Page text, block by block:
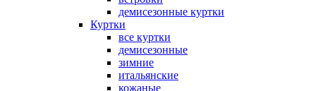
демисезонные куртки
Куртки
все куртки
демисезонные
зимние
итальянские
кожаные